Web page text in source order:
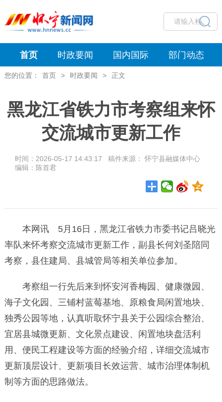
首页 时政要闻 国内国际 部门动态
您的位置： 首页 > 时政要闻 > 正文
黑龙江省铁力市考察组来怀
交流城市更新工作
时间：2026-05-17 14:43:17 稿件来源： 怀宁县融媒体中心
编辑：陈首君
本网讯 5月16日，黑龙江省铁力市委书记吕晓光
率队来怀考察交流城市更新工作，副县长何刘圣陪同
考察，县住建局、县城管局等相关单位参加。
考察组一行先后来到怀安河香梅园、健康微园、
海子文化园、三铺村蓝莓基地、原粮食局闲置地块、
独秀公园等地，认真听取怀宁县关于公园综合整治、
宜居县城微更新、文化景点建设、闲置地块盘活利
用、便民工程建设等方面的经验介绍，详细交流城市
更新顶层设计、更新项目长效运营、城市治理体制机
制等方面的思路做法。